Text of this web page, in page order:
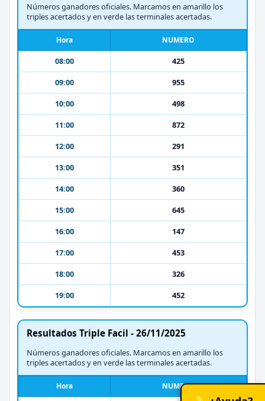
Números ganadores oficiales. Marcamos en amarillo los
triples acertados y en verde las terminales acertadas.
Hora NUMERO
08:00
425
09:00
955
10:00
498
11:00
872
12:00
291
13:00
351
14:00
360
15:00
645
16:00
147
17:00
453
18:00
326
19:00
452
Resultados Triple Facil - 26/11/2025
Números ganadores oficiales. Marcamos en amarillo los
triples acertados y en verde las terminales acertadas.
Hora NUMERO